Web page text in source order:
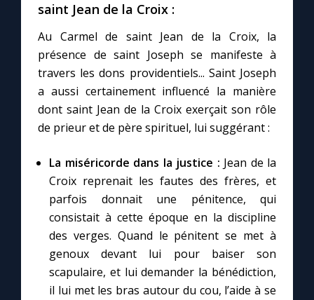
saint Jean de la Croix :
Au Carmel de saint Jean de la Croix, la
présence de saint Joseph se manifeste à
travers les dons providentiels... Saint Joseph
a aussi certainement influencé la manière
dont saint Jean de la Croix exerçait son rôle
de prieur et de père spirituel, lui suggérant :
La miséricorde dans la justice : Jean de la
Croix reprenait les fautes des frères, et
parfois donnait une pénitence, qui
consistait à cette époque en la discipline
des verges. Quand le pénitent se met à
genoux devant lui pour baiser son
scapulaire, et lui demander la bénédiction,
il lui met les bras autour du cou, l’aide à se